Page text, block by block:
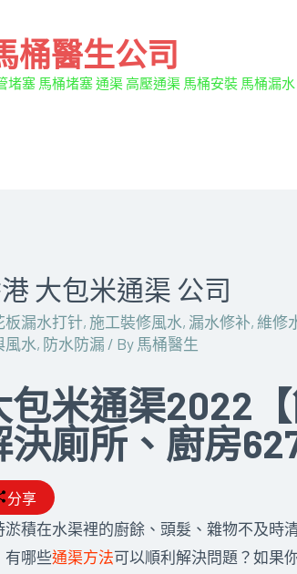
桶醫生公司
堵塞 馬桶堵塞 通渠 高壓通渠 馬桶安裝 馬桶漏水
大包米通渠 公司
板漏水打针,施工裝修風水 , 漏水修补, 維修
風水 , 防水防漏 / By 馬桶醫生
包米通渠2022
決廁所、廚房
分享
淤積在水渠裡的廚餘、頭髮、雜物不及時
有哪些通渠方法可以順利解決問題？如果